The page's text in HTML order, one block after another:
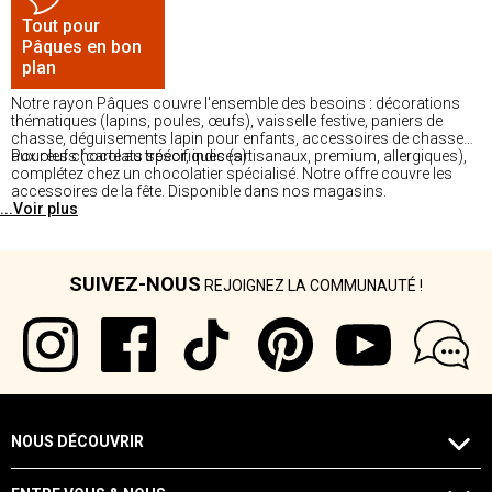
Tout pour
Pâques en bon
plan
Notre rayon Pâques couvre l'ensemble des besoins : décorations
thématiques (lapins, poules, œufs), vaisselle festive, paniers de
chasse, déguisements lapin pour enfants, accessoires de chasse
aux œufs (carte au trésor, indices).
Pour les chocolats spécifiques (artisanaux, premium, allergiques),
complétez chez un chocolatier spécialisé. Notre offre couvre les
accessoires de la fête. Disponible dans nos magasins.
...Voir plus
SUIVEZ-NOUS REJOIGNEZ LA COMMUNAUTÉ !
NOUS DÉCOUVRIR